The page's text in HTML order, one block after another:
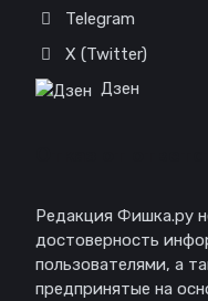
Telegram
X (Twitter)
Дзен
Редакция Фишка.ру
достоверность
пользователями, а
предпринятые на